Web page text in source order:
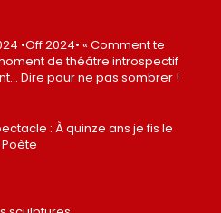
•Off 2024• « Comment te
de théâtre introspectif
Dire pour ne pas sombrer !
: À quinze ans je fis le